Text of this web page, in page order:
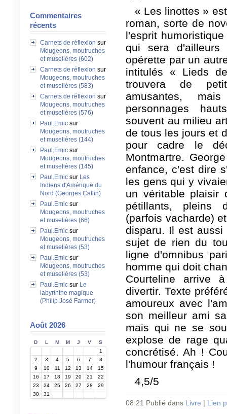
Commentaires
récents
Carnets de réflexion sur
Mougeons, moutruches
et muselières (602)
Carnets de réflexion sur
Mougeons, moutruches
et muselières (583)
Carnets de réflexion sur
Mougeons, moutruches
et muselières (576)
Paul.Emic sur
Mougeons, moutruches
et muselières (144)
Paul.Emic sur
Mougeons, moutruches
et muselières (145)
Paul.Emic sur Les
Indiens d'Amérique du
Nord (Georges Catlin)
Paul.Emic sur
Mougeons, moutruches
et muselières (66)
Paul.Emic sur
Mougeons, moutruches
et muselières (53)
Paul.Emic sur
Mougeons, moutruches
et muselières (53)
Paul.Emic sur Le
labyrinthe magique
(Philip José Farmer)
Août 2026
D L M M J V
S
1
2
3 4 5 6 7
8
9
10 11 12 13 14
15
16
17 18 19 20 21
22
23
24 25 26 27 28
29
30
31
« Les linottes »
roman, sorte de
l'esprit
qui sera
opérette par un
intitulés « Lieds
trouvera de
amusantes,
personnages
souvent au milieu
de tous les jours et
pour cadre le
Montmartre.
enfance, c'est dire
les gens qui y
un véritable plaisir
pétillants, pleins
(parfois vacharde)
disparu. Il est aussi
sujet de rien du
ligne d'omnibus
homme qui doit
Courteline arrive
divertir. Texte
amoureux avec
son meilleur ami
mais qui ne se
explose de rage
concrétisé. Ah !
l'humour français !
4,5/5
08:21 Publié dans Livre Lien